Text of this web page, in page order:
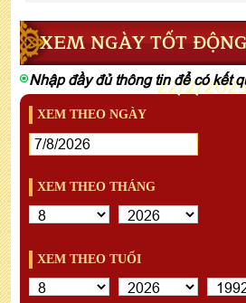
XEM NGÀY TỐT
22/2/
Nhập đầy đủ thông tin để có kết
XEM THEO NGÀY
XEM THEO THÁNG
XEM THEO TUỔI